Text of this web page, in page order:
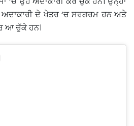
ਅਦਾਕਾਰੀ ਦੇ ਖੇਤਰ ‘ਚ ਸਰਗਰਮ ਹਨ ਅਤੇ
ਆ ਚੁੱਕੇ ਹਨ।